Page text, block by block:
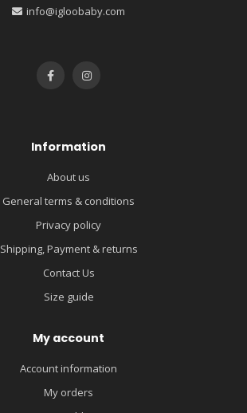
info@igloobaby.com
Information
About us
General terms & conditions
Privacy policy
Shipping, Payment & returns
Contact Us
Size guide
My account
Account information
My orders